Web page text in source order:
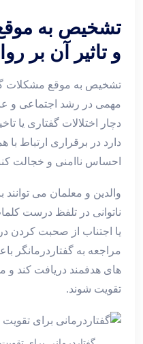
تشخیص به
و تاثیر آن بر
تشخیص به موقع مشکلات
مهمی در رشد اجتماعی و
دچار اختلالات گفتاری یا
دارد در برقراری ارتباط
احساس ناامنی و خجالت
والدین و معلمان می‌ توانند
ناتوانی در تلفظ درست
یا اجتناب از صحبت کردن
مراجعه به گفتاردرمانگر
‌های هدفمند دریافت کند و
تقویت شوند.